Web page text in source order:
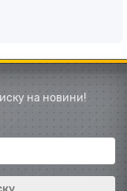
на новини!